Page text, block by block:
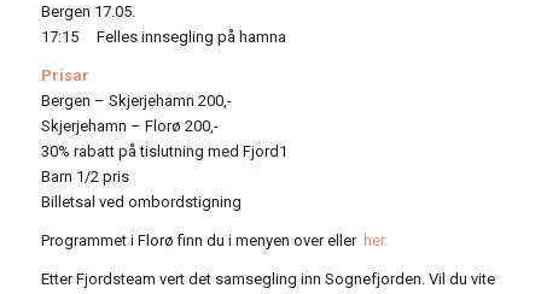
Bergen 17.05.
17:15 Felles innsegling på hamna
Prisar
Bergen – Skjerjehamn 200,-
Skjerjehamn – Florø 200,-
30% rabatt på tislutning med Fjord1
Barn 1/2 pris
Billetsal ved ombordstigning
Programmet i Florø finn du i menyen over eller her.
Etter Fjordsteam vert det samsegling inn Sognefjorden. Vil du vite